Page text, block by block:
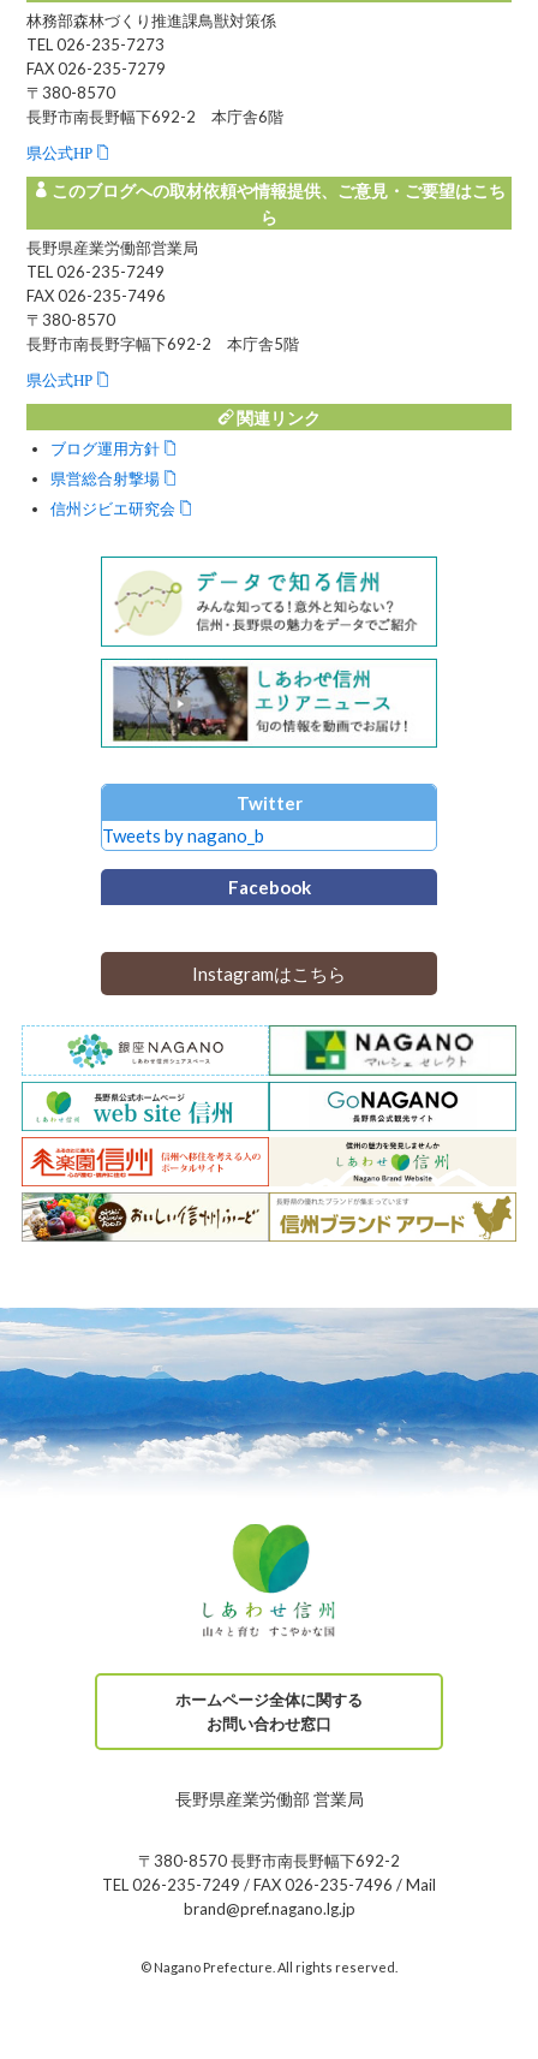
林務部森林づくり推進課鳥獣対策係
TEL 026-235-7273
FAX 026-235-7279
〒380-8570
長野市南長野幅下692-2 本庁舎6階
県公式HP
このブログへの取材依頼や情報提供、ご意見・ご要望はこち
ら
長野県産業労働部営業局
TEL 026-235-7249
FAX 026-235-7496
〒380-8570
長野市南長野字幅下692-2 本庁舎5階
県公式HP
関連リンク
ブログ運用方針
県営総合射撃場
信州ジビエ研究会
Twitter
Tweets by nagano_b
Facebook
Instagramはこちら
ホームページ全体に関する
お問い合わせ窓口
長野県産業労働部 営業局
〒380-8570 長野市南長野幅下692-2
TEL 026-235-7249 / FAX 026-235-7496 / Mail
brand@pref.nagano.lg.jp
© Nagano Prefecture. All rights reserved.